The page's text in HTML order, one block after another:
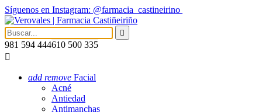
Síguenos en Instagram: @farmacia_castineirino

981 594 444610 500 335

add remove Facial
Acné
Antiedad
Antimanchas